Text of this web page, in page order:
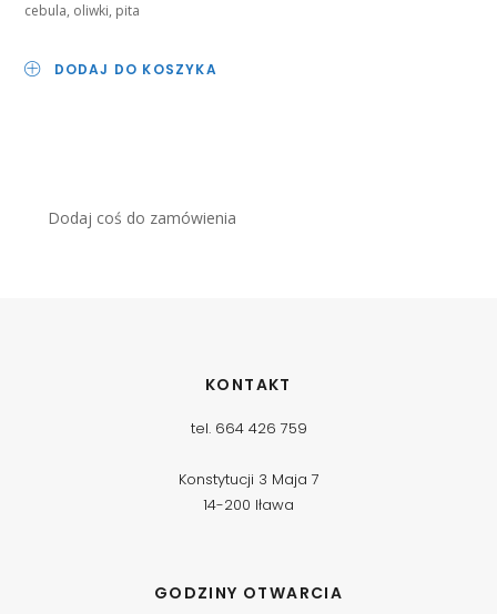
cebula, oliwki, pita
DODAJ DO KOSZYKA
Dodaj coś do zamówienia
KONTAKT
tel. 664 426 759
Konstytucji 3 Maja 7
14-200 Iława
GODZINY OTWARCIA